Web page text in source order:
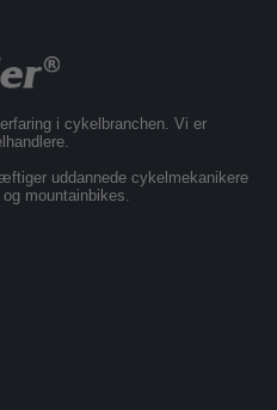
i cykelbranchen. Vi er
uddannede cykelmekanikere
mountainbikes.